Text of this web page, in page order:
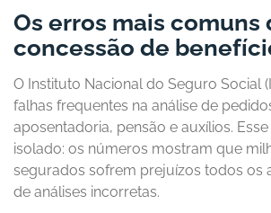
Os erros mais comuns
concessão de
O Instituto Nacional do Seguro Social
falhas frequentes na análise de
aposentadoria, pensão e auxílios.
isolado: os números mostram que
segurados sofrem prejuízos todos os
de análises incorretas.